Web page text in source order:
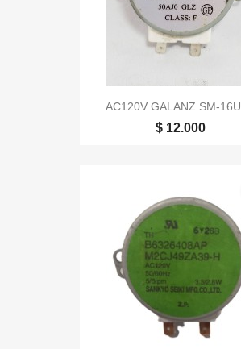
AC120V GALANZ SM-
$ 12.000